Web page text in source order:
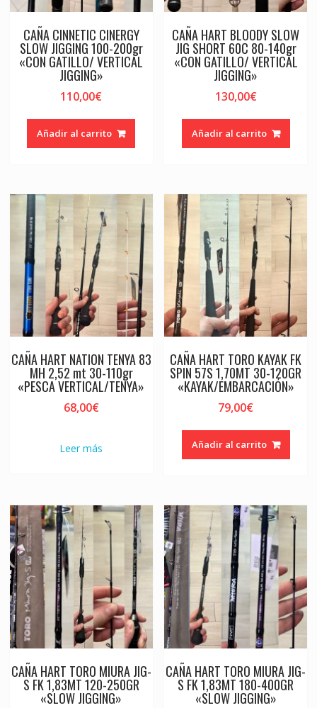
CAÑA CINNETIC CINERGY
SLOW JIGGING 100-200gr
«CON GATILLO/ VERTICAL
JIGGING»
110,00€
Añadir al carrito
CAÑA HART BLOODY SLOW
JIG SHORT 60C 80-140gr
«CON GATILLO/ VERTICAL
JIGGING»
130,00€
Añadir al carrito
CAÑA HART NATION TENYA 83
MH 2,52 mt 30-110gr
«PESCA VERTICAL/TENYA»
68,00€
Leer más
CAÑA HART TORO KAYAK FK
SPIN 57S 1,70MT 30-120GR
«KAYAK/EMBARCACIÓN»
79,00€
Añadir al carrito
CAÑA HART TORO MIURA JIG-
S FK 1,83MT 120-250GR
«SLOW JIGGING»
CAÑA HART TORO MIURA JIG-
S FK 1,83MT 180-400GR
«SLOW JIGGING»